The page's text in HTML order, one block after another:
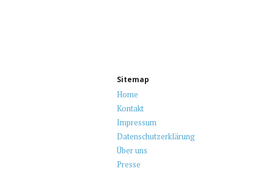
Sitemap
Home
Kontakt
Impressum
Datenschutzerklärung
Über uns
Presse